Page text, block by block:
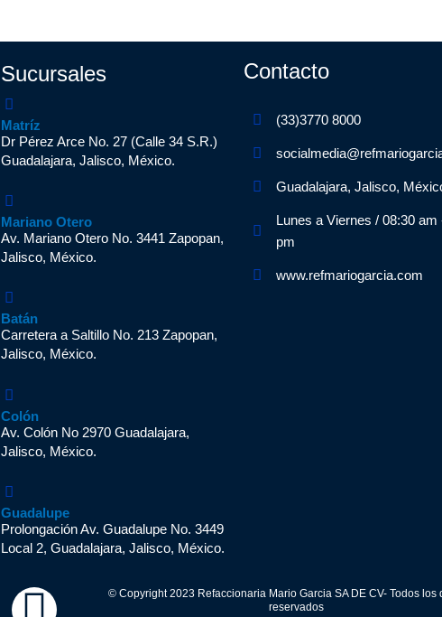
Sucursales
Matríz
Dr Pérez Arce No. 27 (Calle 34 S.R.)
Guadalajara, Jalisco, México.
Mariano Otero
Av. Mariano Otero No. 3441 Zapopan,
Jalisco, México.
Batán
Carretera a Saltillo No. 213 Zapopan,
Jalisco, México.
Colón
Av. Colón No 2970 Guadalajara,
Jalisco, México.
Guadalupe
Prolongación Av. Guadalupe No. 3449
Local 2, Guadalajara, Jalisco, México.
Contacto
(33)3770 8000
Guadalajara, Jalisco,
Lunes a Viernes / 08:30 am
pm
www.refmariogarcia.com
© Copyright 2023 Refaccionaria Mario Garcia SA DE CV- Todos los
reservados